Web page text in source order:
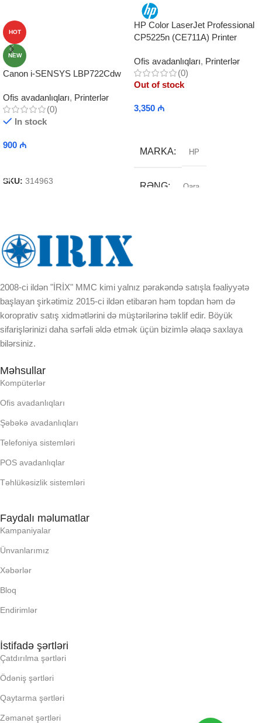
HOT
NEW
Canon i-SENSYS LBP722Cdw
Ofis avadanlıqları, Printerlər
(0)
In stock
900 ₼
SKU: 314963
HP Color LaserJet Professional
CP5225n (CE711A) Printer
Ofis avadanlıqları, Printerlər
(0)
Out of stock
3,350 ₼
MARKA HP
RƏNG Qara
2008-ci ildən "İRİX" MMC kimi yalnız pərakəndə satışla fəaliyyətə
başlayan şirkətimiz 2015-ci ildən etibarən həm topdan həm də
koroprativ satış xidmətlərini də müştərilərinə təklif edir. Böyük
sifarişlərinizi daha sərfəli əldə etmək üçün bizimlə əlaqə saxlaya
bilərsiniz.
Məhsullar
Kompüterlər
Ofis avadanlıqları
Şəbəkə avadanlıqları
Telefoniya sistemləri
POS avadanlıqlar
Təhlükəsizlik sistemləri
Faydalı məlumatlar
Kampaniyalar
Ünvanlarımız
Xəbərlər
Bloq
Endirimlər
İstifadə şərtləri
Çatdırılma şərtləri
Ödəniş şərtləri
Qaytarma şərtləri
Zəmanət şərtləri